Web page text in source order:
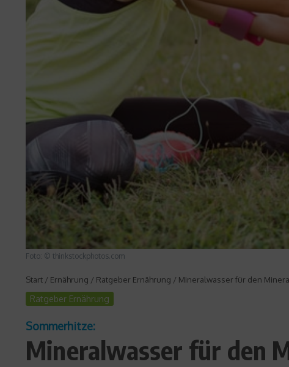
Foto: © thinkstockphotos.com
Start / Ernährung / Ratgeber Ernährung / Mineralwasser für den
Ratgeber Ernährung
Sommerhitze:
Mineralwasser für den